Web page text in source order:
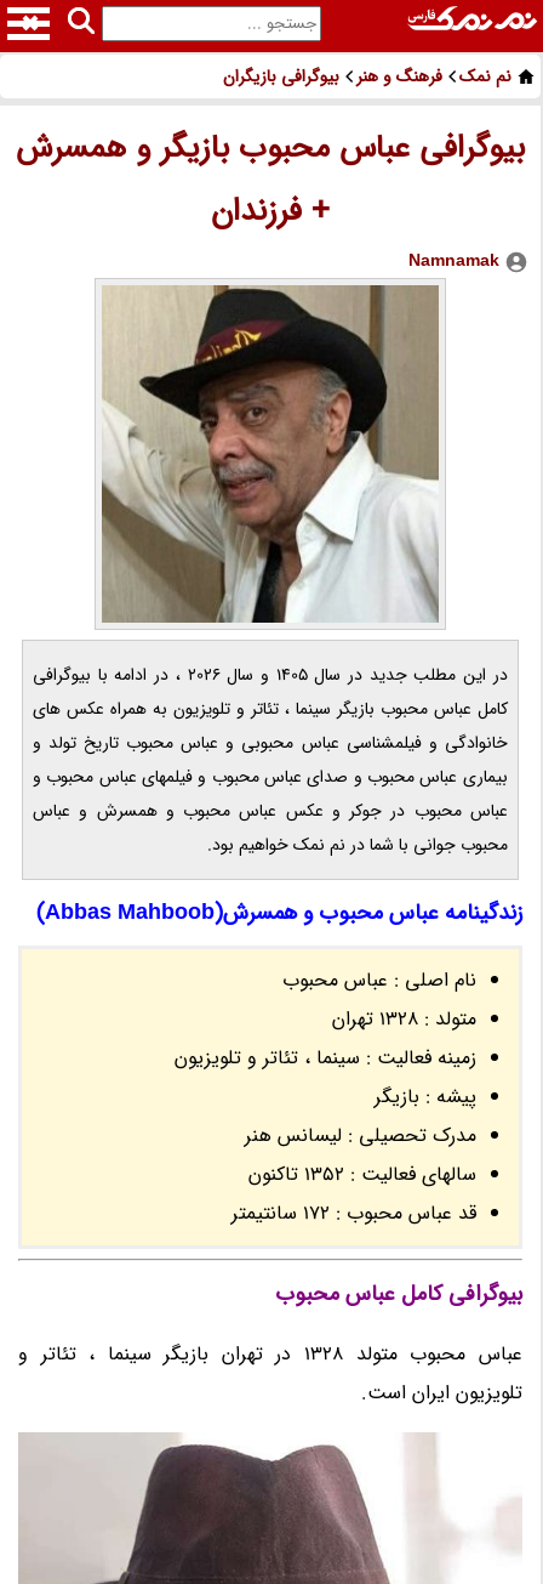
نم نمک فرهنگ و هنر بیوگرافی بازیگران
بیوگرافی عباس محبوب بازیگر و همسرش
+ فرزندان
Namnamak
در این مطلب جدید در سال 1405 و سال 2026 ، در ادامه با بیوگرافی
کامل عباس محبوب بازیگر سینما ، تئاتر و تلویزیون به همراه عکس های
خانوادگی و فیلمشناسی عباس محبوبی و عباس محبوب تاریخ تولد و
بیماری عباس محبوب و صدای عباس محبوب و فیلمهای عباس محبوب و
عباس محبوب در جوکر و عکس عباس محبوب و همسرش و عباس
محبوب جوانی با شما در نم نمک خواهیم بود.
زندگینامه عباس محبوب و همسرش(Abbas Mahboob)
نام اصلی : عباس محبوب
متولد : 1328 تهران
زمینه فعالیت : سینما ، تئاتر و تلویزیون
پیشه : بازیگر
مدرک تحصیلی : لیسانس هنر
سالهای فعالیت : 1352 تاکنون
قد عباس محبوب : 172 سانتیمتر
بیوگرافی کامل عباس محبوب
عباس محبوب متولد 1328 در تهران بازیگر سینما ، تئاتر و
تلویزیون ایران است.